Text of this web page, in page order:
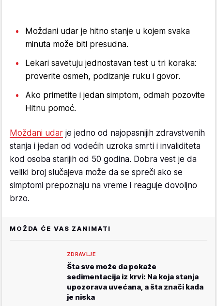
Moždani udar je hitno stanje u kojem svaka
minuta može biti presudna.
Lekari savetuju jednostavan test u tri koraka:
proverite osmeh, podizanje ruku i govor.
Ako primetite i jedan simptom, odmah pozovite
Hitnu pomoć.
Moždani udar je jedno od najopasnijih zdravstvenih
stanja i jedan od vodećih uzroka smrti i invaliditeta
kod osoba starijih od 50 godina. Dobra vest je da
veliki broj slučajeva može da se spreči ako se
simptomi prepoznaju na vreme i reaguje dovoljno
brzo.
MOŽDA ĆE VAS ZANIMATI
ZDRAVLJE
Šta sve može da pokaže
sedimentacija iz krvi: Na koja stanja
upozorava uvećana, a šta znači kada
je niska